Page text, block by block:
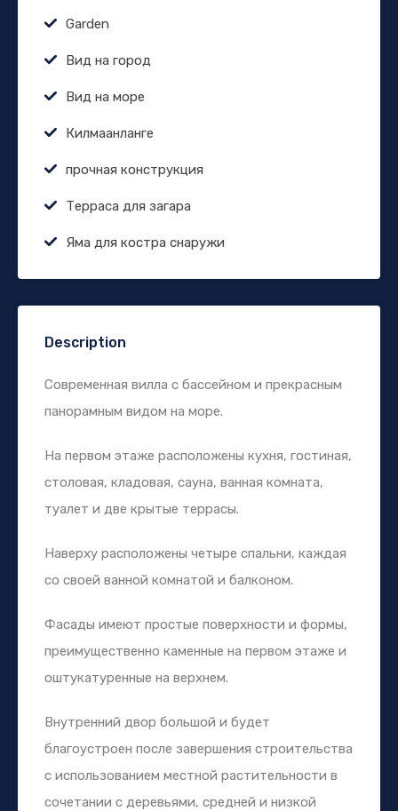
Garden
Вид на город
Вид на море
Килмаанланге
прочная конструкция
Терраса для загара
Яма для костра снаружи
Description
Современная вилла с бассейном и прекрасным
панорамным видом на море.
На первом этаже расположены кухня, гостиная,
столовая, кладовая, сауна, ванная комната,
туалет и две крытые террасы.
Наверху расположены четыре спальни, каждая
со своей ванной комнатой и балконом.
Фасады имеют простые поверхности и формы,
преимущественно каменные на первом этаже и
оштукатуренные на верхнем.
Внутренний двор большой и будет
благоустроен после завершения строительства
с использованием местной растительности в
сочетании с деревьями, средней и низкой